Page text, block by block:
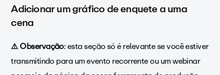
Adicionar um gráfico de enquete a uma
cena
⚠️ Observação: esta seção só é relevante se você estiver
transmitindo para um evento recorrente ou um webinar